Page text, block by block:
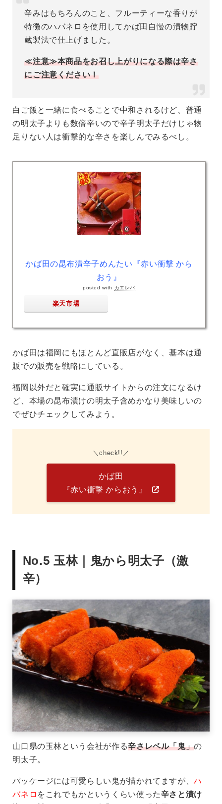
辛みはもちろんのこと、フルーティーな香りが
特徴のハバネロを使用してかば田自慢の漬物貯
蔵製法で仕上げました。
≪注意≫本商品をお召し上がりになる際は辛さ
にご注意ください！
白ご飯と一緒に食べることで中和されるけど、普通
の明太子よりも数倍辛いので辛子明太子だけじゃ物
足りない人は衝撃的な辛さを楽しんでみるべし。
かば田の昆布漬辛子めんたい『赤い衝撃 から
おう』
posted with カエレバ
楽天市場
かば田は福岡にもほとんど直販店がなく、基本は通
販での販売を戦略にしている。
福岡以外だと確実に通販サイトからの注文になるけ
ど、本場の昆布漬けの明太子含めかなり美味しいの
でぜひチェックしてみよう。
check!!
かば田
『赤い衝撃 からおう』
No.5 玉林｜鬼から明太子（激
辛）
山口県の玉林という会社が作る辛さレベル「鬼」の
明太子。
パッケージには可愛らしい鬼が描かれてますが、ハ
バネロ をこれでもかというくらい使った辛さと漬け